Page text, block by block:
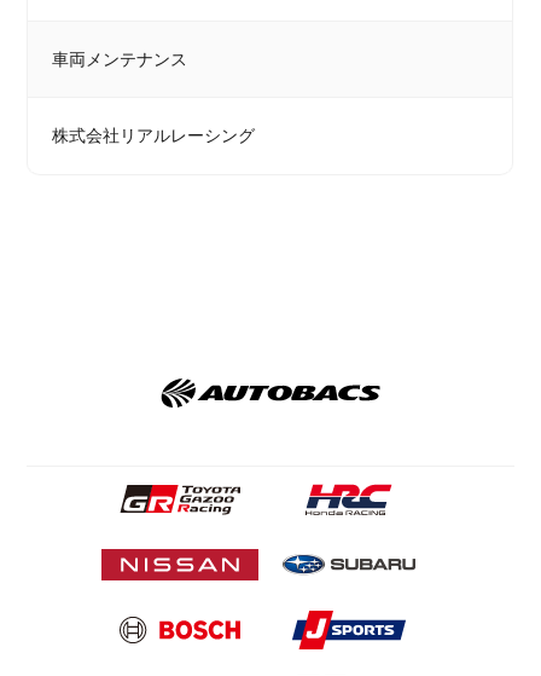
車両メンテナンス
株式会社リアルレーシング